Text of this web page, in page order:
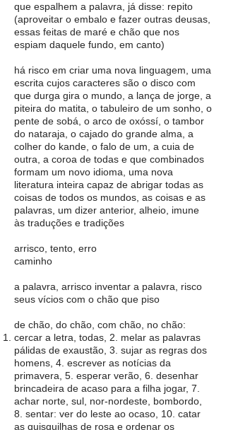
que espalhem a palavra, já disse: repito
(aproveitar o embalo e fazer outras deusas,
essas feitas de maré e chão que nos
espiam daquele fundo, em canto)
há risco em criar uma nova linguagem, uma
escrita cujos caracteres são o disco com
que durga gira o mundo, a lança de jorge, a
piteira do matita, o tabuleiro de um sonho, o
pente de sobá, o arco de oxóssí, o tambor
do nataraja, o cajado do grande alma, a
colher do kande, o falo de um, a cuia de
outra, a coroa de todas e que combinados
formam um novo idioma, uma nova
literatura inteira capaz de abrigar todas as
coisas de todos os mundos, as coisas e as
palavras, um dizer anterior, alheio, imune
às traduções e tradições
arrisco, tento, erro
caminho
a palavra, arrisco inventar a palavra, risco
seus vícios com o chão que piso
de chão, do chão, com chão, no chão:
cercar a letra, todas, 2. melar as palavras
pálidas de exaustão, 3. sujar as regras dos
homens, 4. escrever as notícias da
primavera, 5. esperar verão, 6. desenhar
brincadeira de acaso para a filha jogar, 7.
achar norte, sul, nor-nordeste, bombordo,
8. sentar: ver do leste ao ocaso, 10. catar
as quisquilhas de rosa e ordenar os